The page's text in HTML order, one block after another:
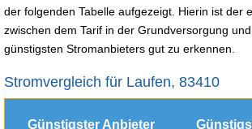
der folgenden Tabelle aufgezeigt. Hierin ist der
zwischen dem Tarif in der Grundversorgung
günstigsten Stromanbieters gut zu erkennen.
Stromvergleich für Laufen, 83410
Günstigster Anbieter